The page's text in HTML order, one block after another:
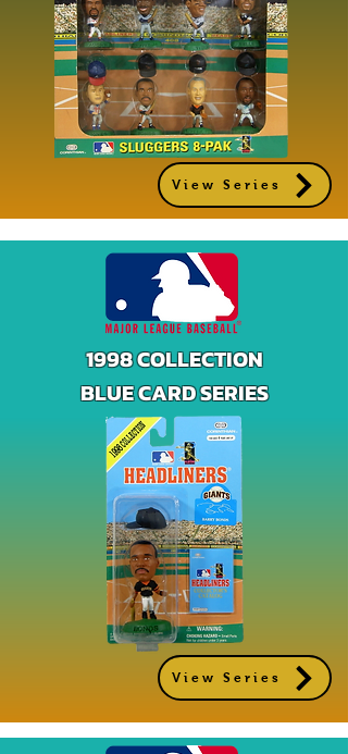
View Series
1998 COLLECTION
BLUE CARD SERIES
View Series